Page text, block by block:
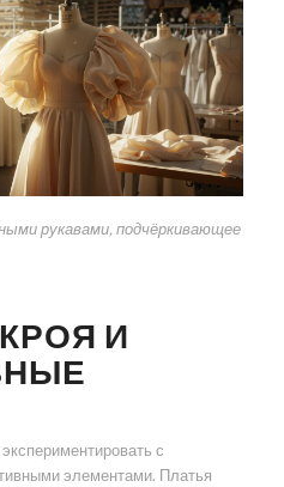
рукавами, подчёркивающее
И
с
элементами. Платья